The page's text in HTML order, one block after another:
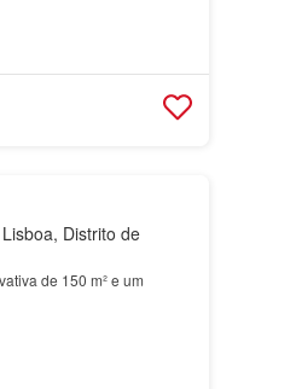
Distrito de
de 150 m² e um